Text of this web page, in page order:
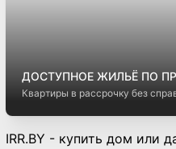
ДОСТУПНОЕ ЖИЛЬЁ ПО
Квартиры в рассрочку без
IRR.BY - купить дом или